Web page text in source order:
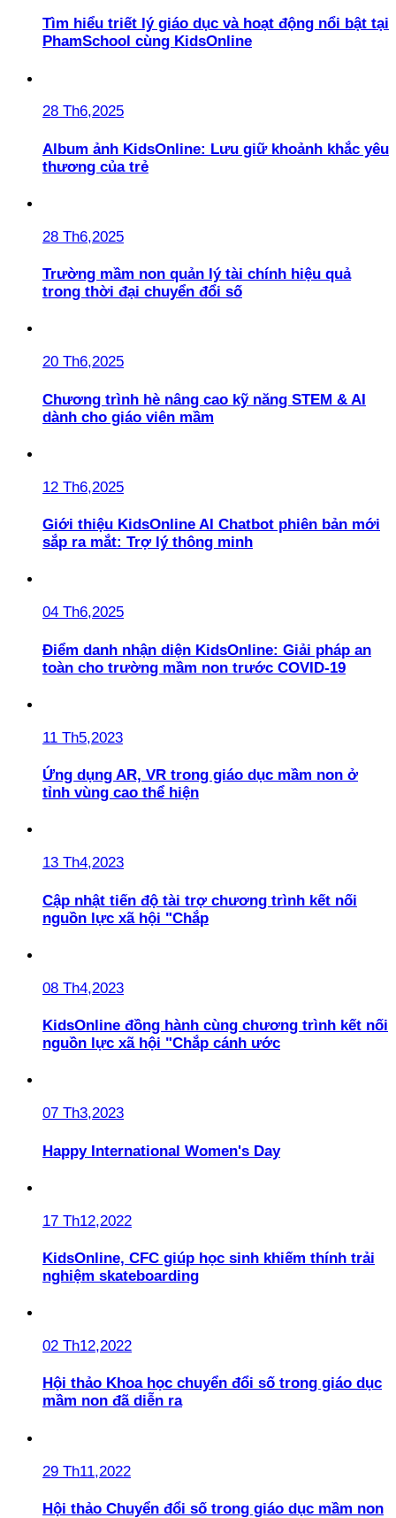
Tìm hiểu triết lý giáo dục và hoạt động nổi bật tại
PhamSchool cùng KidsOnline
28 Th6,2025
Album ảnh KidsOnline: Lưu giữ khoảnh khắc yêu
thương của trẻ
28 Th6,2025
Trường mầm non quản lý tài chính hiệu quả
trong thời đại chuyển đổi số
20 Th6,2025
Chương trình hè nâng cao kỹ năng STEM & AI
dành cho giáo viên mầm
12 Th6,2025
Giới thiệu KidsOnline AI Chatbot phiên bản mới
sắp ra mắt: Trợ lý thông minh
04 Th6,2025
Điểm danh nhận diện KidsOnline: Giải pháp an
toàn cho trường mầm non trước COVID-19
11 Th5,2023
Ứng dụng AR, VR trong giáo dục mầm non ở
tỉnh vùng cao thể hiện
13 Th4,2023
Cập nhật tiến độ tài trợ chương trình kết nối
nguồn lực xã hội "Chắp
08 Th4,2023
KidsOnline đồng hành cùng chương trình kết nối
nguồn lực xã hội "Chắp cánh ước
07 Th3,2023
Happy International Women's Day
17 Th12,2022
KidsOnline, CFC giúp học sinh khiếm thính trải
nghiệm skateboarding
02 Th12,2022
Hội thảo Khoa học chuyển đổi số trong giáo dục
mầm non đã diễn ra
29 Th11,2022
Hội thảo Chuyển đổi số trong giáo dục mầm non